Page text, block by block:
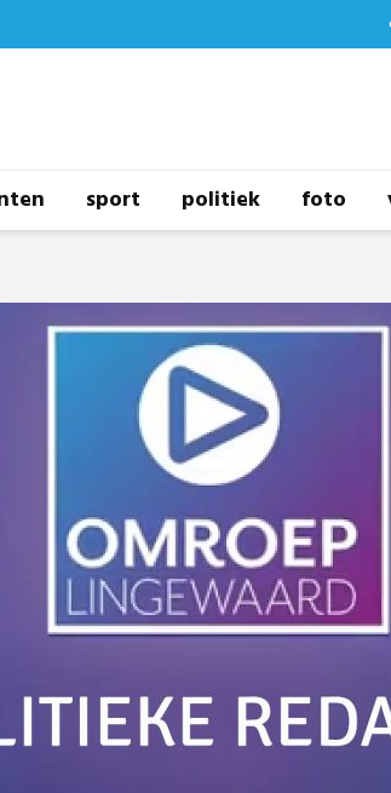
sport politiek foto
Omgeving
Doctor
Bemmel wordt
Buurt klaar
noodsituaties: